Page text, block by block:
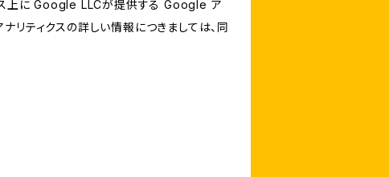
ス上に Google LLCが提供する Google ア
リティクスの詳しい情報につきましては、同